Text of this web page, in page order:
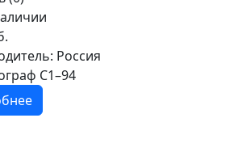
Россия
С1–94